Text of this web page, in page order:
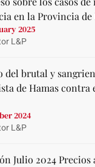
en la Provincia de
2025
L&P
del brutal y
de Hamas contra
2024
L&P
Julio 2024 Precios